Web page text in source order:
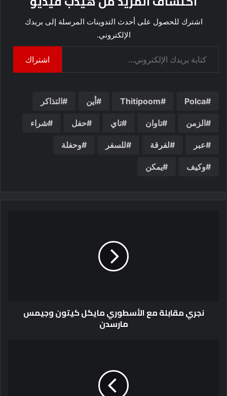
اشترك للحصول على أحدث التدوينات المرسلة إلى بريدك
الإلكتروني.
اشتراك
Polca
Thitipoom أين التذاكر
الزمن تاوان تاي حفل شراء
عبر لفرقة للسفر وحفلة
وكيف يمكن
نجري مقابلة مع الأسطوري مايكل كيتون وجيمس
مارسدن